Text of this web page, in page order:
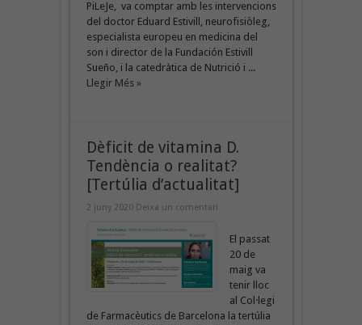
PiLeJe, va comptar amb les intervencions
del doctor Eduard Estivill, neurofisiòleg,
especialista europeu en medicina del
son i director de la Fundación Estivill
Sueño, i la catedràtica de Nutrició i ...
Llegir Més »
Dèficit de vitamina D.
Tendència o realitat?
[Tertúlia d’actualitat]
2 juny 2020 Deixa un comentari
El passat
20 de
maig va
tenir lloc
al Col·legi
de Farmacèutics de Barcelona la tertúlia